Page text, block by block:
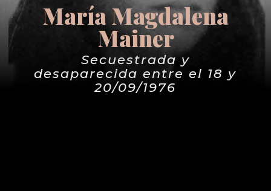
María Magdalena
Mainer
Secuestrada y
desaparecida entre el 18 y
20/09/1976